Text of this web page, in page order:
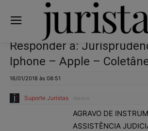
Responder a:
Iphone – Apple –
16/01/2018 às 08:51
Suporte Juristas Mestre
AGRAVO DE
ASSISTÊNCIA